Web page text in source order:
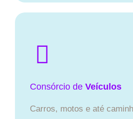
Consórcio de Veículos
Carros, motos e até